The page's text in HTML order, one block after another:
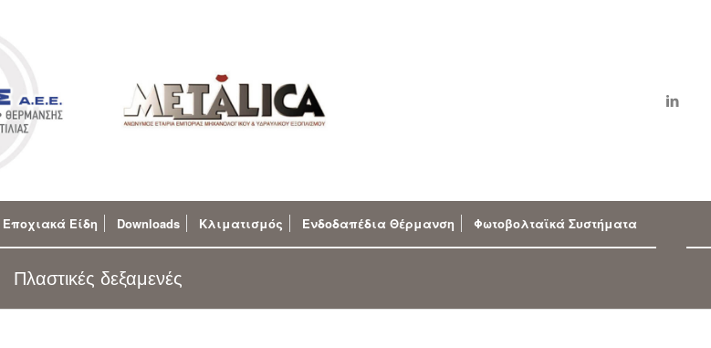
Εποχιακά Είδη Downloads Κλιματισμός Ενδοδαπέδια Θέρμανση Φωτοβολταϊκά Συστήματα
Πλαστικές δεξαμενές